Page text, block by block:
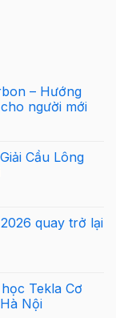
– Hướng
người mới
Cầu Lông
quay trở lại
Tekla Cơ
Nội